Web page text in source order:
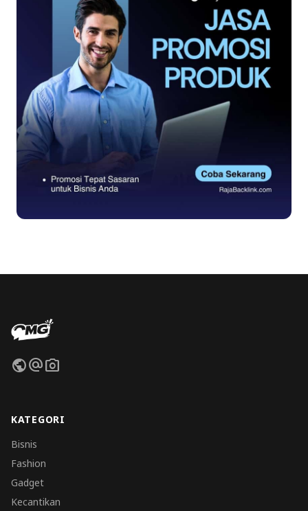
publicalternate_emailphoto_camera
KATEGORI
Bisnis
Fashion
Gadget
Kecantikan